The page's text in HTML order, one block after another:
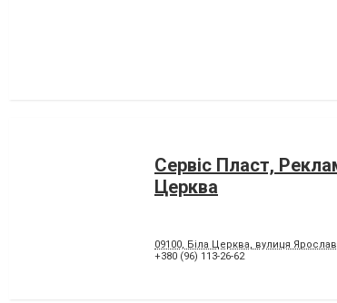
Сервіс Пласт,
Церква
09100, Біла Церква, вулиця
+380 (96) 113-26-62